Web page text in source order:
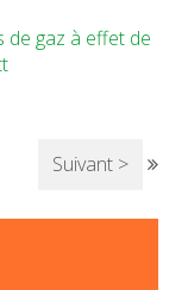
de gaz à effet de
Suivant >